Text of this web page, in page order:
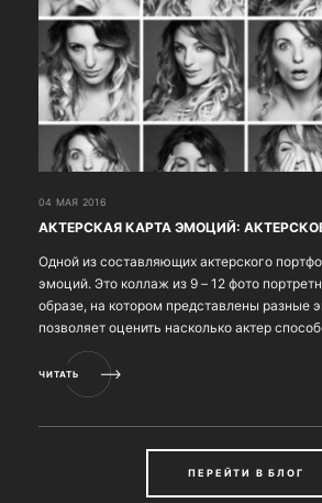
04 МАЯ 2016
АКТЕРСКАЯ КАРТА ЭМОЦИЙ:
Одной из составляющих актерского
эмоций. Это коллаж из 9 – 12 фото
образе, на котором представлены разные
позволяет оценить насколько актер
эмоции, их диапазон, а также внешний вид
ЧИТАТЬ
ПЕРЕЙТИ В БЛОГ